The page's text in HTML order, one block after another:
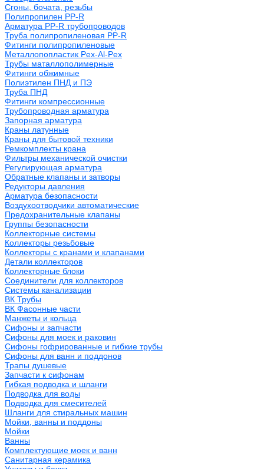
Сгоны, бочата, резьбы
Полипропилен PP-R
Арматура PP-R трубопроводов
Труба полипропиленовая PP-R
Фитинги полипропиленовые
Металлопопластик Pex-Al-Pex
Трубы маталлополимерные
Фитинги обжимные
Полиэтилен ПНД и ПЭ
Труба ПНД
Фитинги компрессионные
Трубопроводная арматура
Запорная арматура
Краны латунные
Краны для бытовой техники
Ремкомплекты крана
Фильтры механической очистки
Регулирующая арматура
Обратные клапаны и затворы
Редукторы давления
Арматура безопасности
Воздухоотводчики автоматические
Предохранительные клапаны
Группы безопасности
Коллекторные системы
Коллекторы резьбовые
Коллекторы с кранами и клапанами
Детали коллекторов
Коллекторные блоки
Соединители для коллекторов
Системы канализации
ВК Трубы
ВК Фасонные части
Манжеты и кольца
Сифоны и запчасти
Сифоны для моек и раковин
Сифоны гофрированные и гибкие трубы
Сифоны для ванн и поддонов
Трапы душевые
Запчасти к сифонам
Гибкая подводка и шланги
Подводка для воды
Подводка для смесителей
Шланги для стиральных машин
Мойки, ванны и поддоны
Мойки
Ванны
Комплектующие моек и ванн
Санитарная керамика